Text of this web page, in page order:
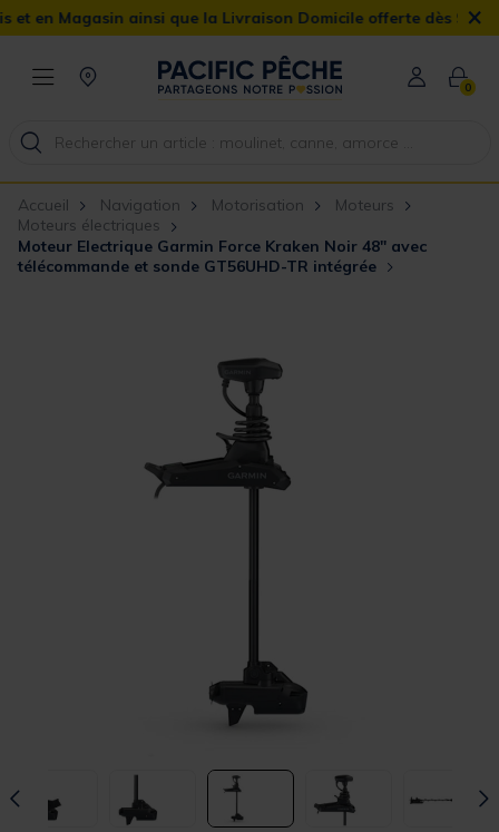
ainsi que la Livraison Domicile offerte dès 90€ ×
0
Accueil Navigation Motorisation
Moteurs
Moteurs électriques
Moteur Electrique Garmin Force Kraken Noir 48" avec
télécommande et sonde GT56UHD-TR intégrée